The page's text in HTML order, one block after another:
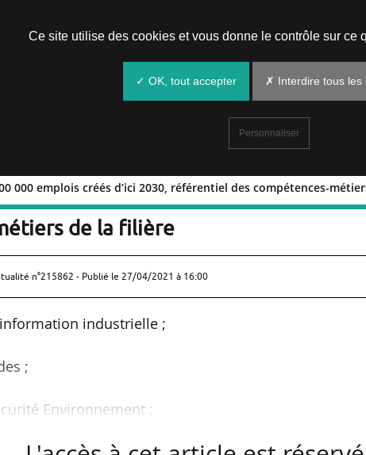
000 emplois créés d’ici 2030, référentiel des compétences-
000 emplois créés d’ici 2030,
de la filière
n°215862 - Publié le 27/04/2021 à 16:00
industrielle ;
;
Environnement ;
Ce site utilise des cookies et vous donne le contrôle sur ce
✓ OK, tout accepter ✗ Interdire tous les
Personnaliser